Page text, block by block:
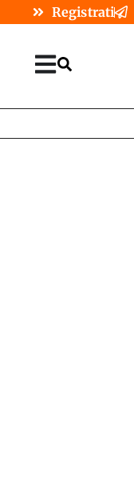
Registrati